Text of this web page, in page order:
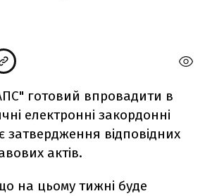
готовий впровадити в
електронні закордонні
затвердження відповідних
актів.
на цьому тижні буде